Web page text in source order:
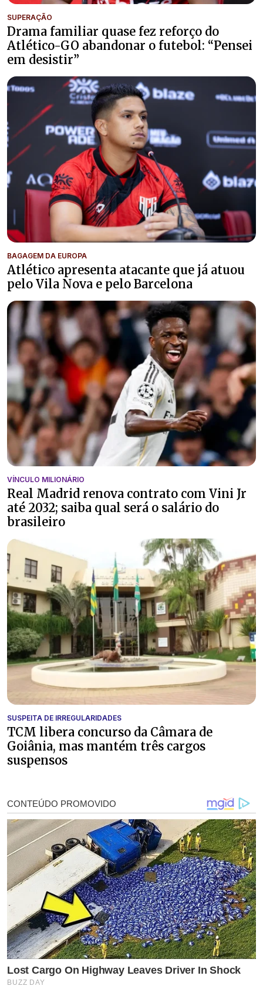
SUPERAÇÃO
Drama familiar quase fez reforço do
Atlético-GO abandonar o futebol: “Pensei
em desistir”
BAGAGEM DA EUROPA
Atlético apresenta atacante que já atuou
pelo Vila Nova e pelo Barcelona
VÍNCULO MILIONÁRIO
Real Madrid renova contrato com Vini Jr
até 2032; saiba qual será o salário do
brasileiro
SUSPEITA DE IRREGULARIDADES
TCM libera concurso da Câmara de
Goiânia, mas mantém três cargos
suspensos